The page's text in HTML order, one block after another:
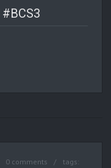
#BCS3
0 comments
tags: